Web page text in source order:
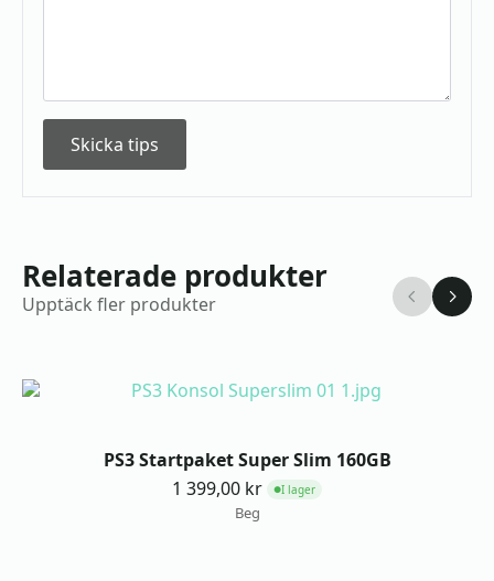
Skicka tips
Relaterade produkter
Upptäck fler produkter
PS3 Startpaket Super Slim 160GB
1 399,00 kr ●I lager
Beg